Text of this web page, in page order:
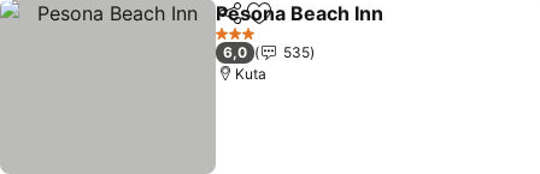
Del Legg til i favoritter
Pesona Beach Inn
3 Stjerner
6,0
535
Kuta